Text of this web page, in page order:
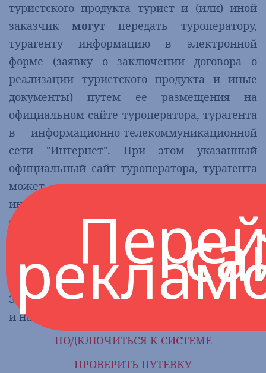
туристского продукта турист и (или) иной
заказчик могут передать туроператору,
турагенту информацию в электронной
форме (заявку о заключении договора о
реализации туристского продукта и иные
документы) путем ее размещения на
официальном сайте туроператора, турагента
в информационно-телекоммуникационной
сети "Интернет". При этом указанный
официальный сайт туроператора, турагента
может использоваться в качестве
информационной системы, обеспечивающей
обмен информацией в электронной форме
между туроператором, турагентом,
являющимися операторами этой системы, и
туристом и (или) иным заказчиком.
Заполните форму, получите подтверждение
и начните работу с системой.
ПОДКЛЮЧИТЬСЯ К СИСТЕМЕ
ПРОВЕРИТЬ ПУТЕВКУ